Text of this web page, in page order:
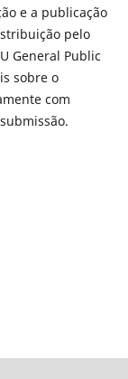
e a publicação
pelo
General Public
sobre o
com